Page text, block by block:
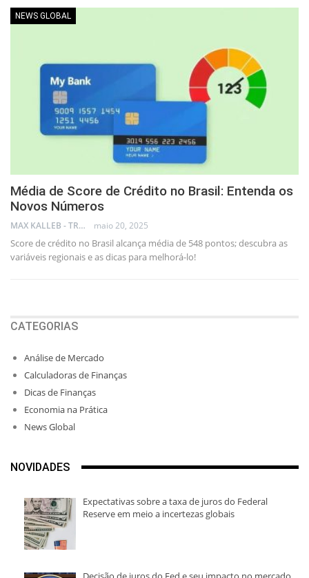
NEWS GLOBAL
Média de Score de Crédito no Brasil: Entenda os
Novos Números
MAX KALLEB - TRADER maio 20, 2025
Score de crédito no Brasil alcança média de 548 pontos; descubra as
variáveis regionais e as dicas para melhorá-lo!
CATEGORIAS
Análise de Mercado
Calculadoras de Finanças
Dicas de Finanças
Economia na Prática
News Global
NOVIDADES
Expectativas sobre a taxa de juros do Federal
Reserve em meio a incertezas globais